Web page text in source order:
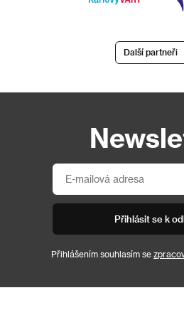
Další partneři
Přihlásit se k
Přihlášením souhlasím se